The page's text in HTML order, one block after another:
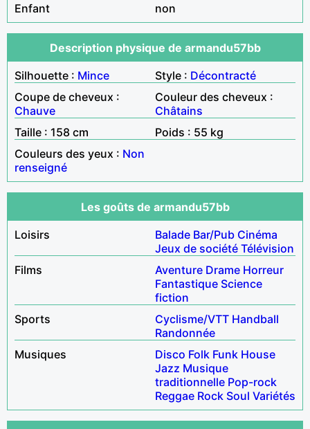
Enfant
non
Description physique de armandu57bb
Silhouette : Mince Style : Décontracté
Coupe de cheveux :
Chauve
Couleur des cheveux :
Châtains
Taille : 158 cm
Poids : 55 kg
Couleurs des yeux : Non
renseigné
Les goûts de armandu57bb
Loisirs
Balade Bar/Pub Cinéma
Jeux de société Télévision
Films
Aventure Drame Horreur
Fantastique Science
fiction
Sports
Cyclisme/VTT Handball
Randonnée
Musiques
Disco Folk Funk House
Jazz Musique
traditionnelle Pop-rock
Reggae Rock Soul Variétés